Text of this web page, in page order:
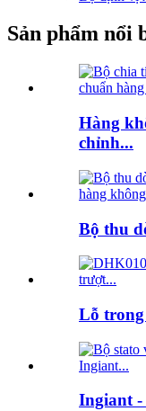
Sản phẩm nổi
Hàng
chỉnh...
Bộ thu
Lỗ
Ingiant -